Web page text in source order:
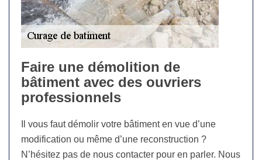
Faire une démolition de
bâtiment avec des ouvriers
professionnels
Il vous faut démolir votre bâtiment en vue d’une
modification ou même d’une reconstruction ?
N’hésitez pas de nous contacter pour en parler. Nous